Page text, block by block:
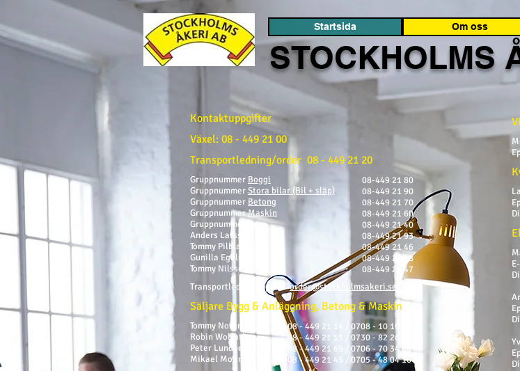
Startsida Om oss
STOCKHOLMS
08-449 21 80
08-449 21 90
08-449 21 70
08-449 21 60
08-449 21 40
08-449 21 93
08-449 21 46
08-449 21 48
08-449 21 47
Kontaktuppgifter
Växel: 08 - 449 21 00
Transportledning/order 08 - 449 21 20
Gruppnummer Boggi
GruppnummerStora bilar (Bil + släp)
Gruppnummer Betong
GruppnummerMaskin
Gruppnummer
Kran
Anders Larsson
Tommy Pilblad
Gunilla Egelstad
Tommy Nilsson
Transportledning Epost:order@stockholmsakeri.se
Säljare Bygg & Anläggning, Betong & Maskin
Tommy Norenius
Robin Wolrath
Peter Lundberg
Mikael Molin
08 - 449 21 14 / 0708 - 10 10 40
08 - 449 21 15 / 0730 - 82 26 84
08 - 449 21 69 / 0706 - 70 34 00
08 - 449 21 45 / 0705 - 48 04 16